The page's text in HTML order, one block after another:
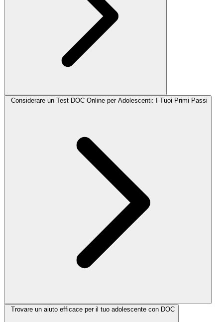
Considerare un Test DOC Online per Adolescenti: I Tuoi Primi Passi
Trovare un aiuto efficace per il tuo adolescente con DOC